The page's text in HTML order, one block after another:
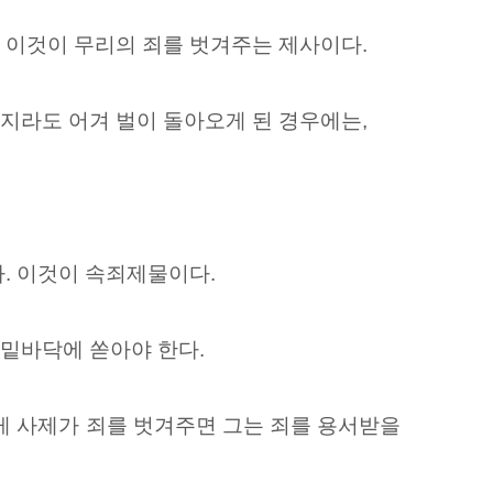
것이 무리의 죄를 벗겨주는 제사이다.
라도 어겨 벌이 돌아오게 된 경우에는,
이것이 속죄제물이다.
바닥에 쏟아야 한다.
사제가 죄를 벗겨주면 그는 죄를 용서받을